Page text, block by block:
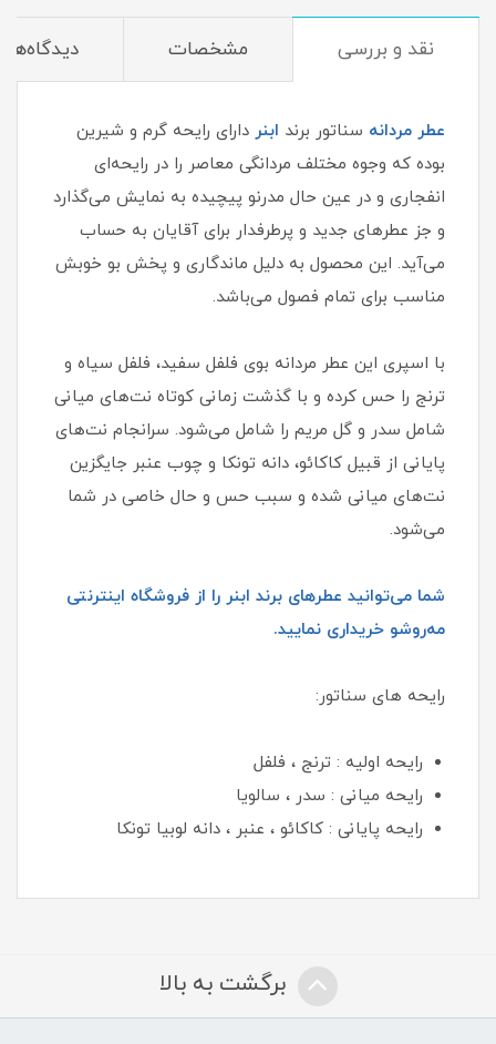
نقد و بررسی مشخصات دیدگاه‌ها
عطر مردانه سناتور برند ابنر دارای رایحه گرم و شیرین
بوده که وجوه مختلف مردانگی معاصر را در رایحه‌ای
انفجاری و در عین حال مدرنو پیچیده به نمایش می‌گذارد
و جز عطرهای جدید و پرطرفدار برای آقایان به حساب
می‌آید. این محصول به دلیل ماندگاری و پخش بو خوبش
مناسب برای تمام فصول می‌باشد.
با اسپری این عطر مردانه بوی فلفل سفید، فلفل سیاه و
ترنج را حس کرده و با گذشت زمانی کوتاه نت‌های میانی
شامل سدر و گل مریم را شامل می‌شود. سرانجام نت‌های
پایانی از قبیل کاکائو، دانه تونکا و چوب عنبر جایگزین
نت‌های میانی شده و سبب حس و حال خاصی در شما
می‌شود.
شما می‌توانید عطرهای برند ابنر را از فروشگاه اینترنتی
مه‌روشو خریداری نمایید.
رایحه های سناتور:
رایحه اولیه : ترنج ، فلفل
رایحه میانی : سدر ، سالویا
رایحه پایانی : کاکائو ، عنبر ، دانه لوبیا تونکا
برگشت به بالا